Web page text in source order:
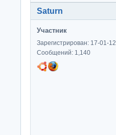
Saturn
Участник
Зарегистрирован: 17-01-12
Сообщений: 1,140